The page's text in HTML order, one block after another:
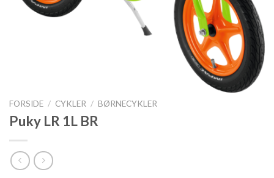
FORSIDE / CYKLER / BØRNECYKLER
Puky LR 1L BR